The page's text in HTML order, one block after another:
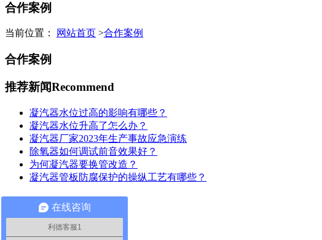
合作案例
当前位置： 网站首页 >合作案例
合作案例
推荐新闻Recommend
凝汽器水位过高的影响有哪些？
凝汽器水位升高了怎么办？
凝汽器厂家2023年生产事故应急演练
除氧器如何调试前音效果好？
为何凝汽器要换管改造？
凝汽器管板防腐保护的操纵工艺有哪些？
联系我们 Contact Us
联系人：李经理
在线咨询
利德客服1